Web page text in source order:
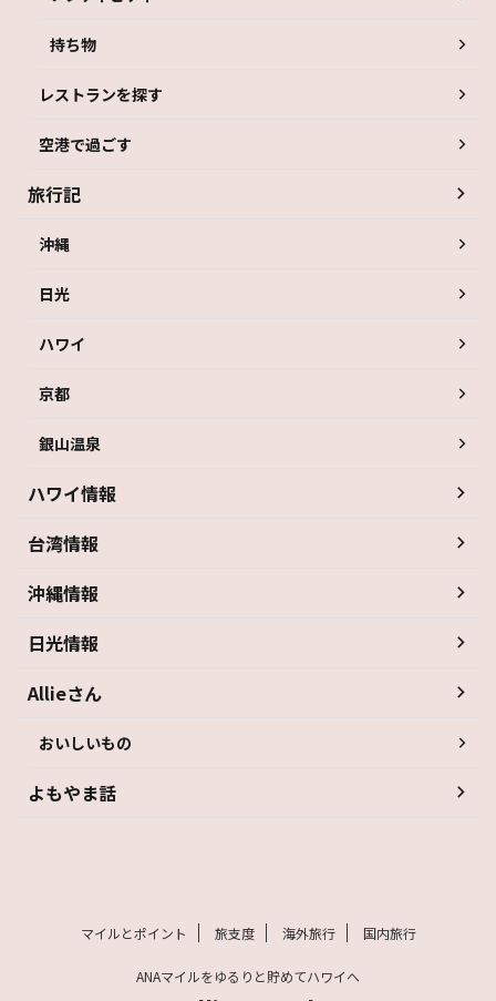
持ち物
レストランを探す
空港で過ごす
旅行記
沖縄
日光
ハワイ
京都
銀山温泉
ハワイ情報
台湾情報
沖縄情報
日光情報
Allieさん
おいしいもの
よもやま話
マイルとポイント 旅支度 海外旅行 国内旅行
ANAマイルをゆるりと貯めてハワイへ